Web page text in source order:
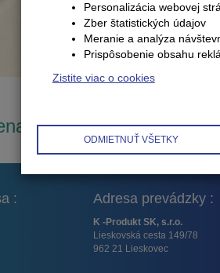
: Adresa prevádzky :
K -Produkt SK, s.r.o.
Lieskovská cesta 149/78
962 21 Lieskovec
Personalizácia webovej
Zber štatistických údajov
Meranie a analýza
Prispôsobenie obsahu
Zistite viac o cookies
ODMIETNUŤ VŠETKY